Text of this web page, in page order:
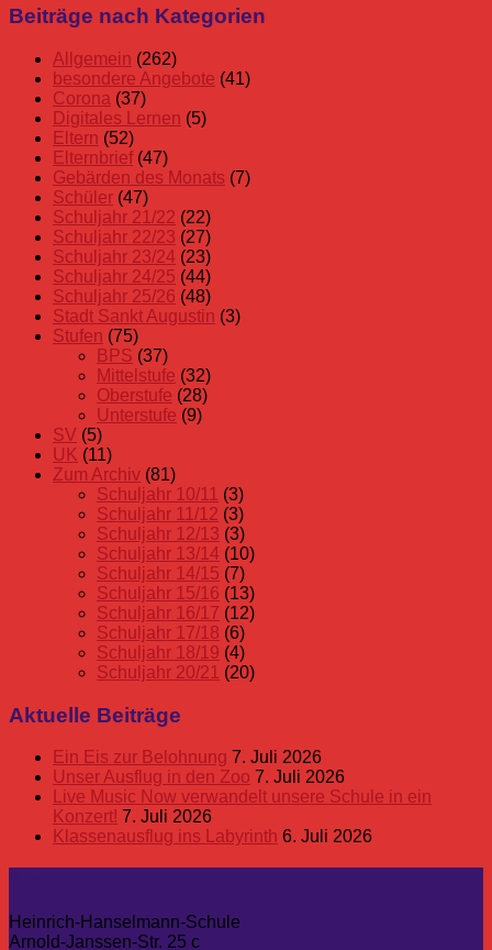
Allgemein
Mittelstufe
Schuljahr
Stufen
LangeoogMittelstufeStufenfahrt
Beiträge nach Kategorien
Allgemein (262)
besondere Angebote (41)
Corona (37)
Digitales Lernen (5)
Eltern (52)
Elternbrief(47)
Gebärden des Monats (7)
Schüler (47)
Schuljahr 21/22 (22)
Schuljahr 22/23 (27)
Schuljahr 23/24 (23)
Schuljahr 24/25 (44)
Schuljahr 25/26 (48)
Stadt Sankt Augustin (3)
Stufen (75)
BPS (37)
Mittelstufe (32)
Oberstufe (28)
Unterstufe (9)
SV (5)
UK (11)
Zum Archiv (81)
Schuljahr 10/11 (3)
Schuljahr 11/12 (3)
Schuljahr 12/13 (3)
Schuljahr 13/14 (10)
Schuljahr 14/15 (7)
Schuljahr 15/16 (13)
Schuljahr 16/17 (12)
Schuljahr 17/18 (6)
Schuljahr 18/19 (4)
Schuljahr 20/21 (20)
Aktuelle Beiträge
Ein Eis zur Belohnung 7. Juli 2026
Unser Ausflug in den Zoo 7. Juli 2026
Live Music Now verwandelt unsere Schule in ein
Konzert! 7. Juli 2026
Klassenausflug ins Labyrinth 6. Juli 2026
Heinrich-Hanselmann-Schule
Arnold-Janssen-Str. 25 c